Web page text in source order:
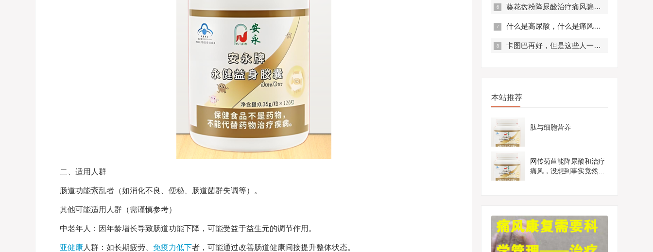
二、适用人群
肠道功能紊乱者（如消化不良、便秘、肠道菌群失调等）。
其他可能适用人群（需谨慎参考）
中老年人：因年龄增长导致肠道功能下降，可能受益于益生元的调节作用。
亚健康 人群：如长期疲劳、 免疫力低下者，可能通过改善肠道健康间接提升整体状态。
葵花盘粉降尿酸治疗痛风骗局？真实曝光，赶紧来看！
什么是高尿酸，什么是痛风？痛风有什么症状？
卡图巴再好，但是这些人一定不要服用！
本站推荐
肽与细胞营养
网传菊苣能降尿酸和治疗
痛风，没想到事实竟然是